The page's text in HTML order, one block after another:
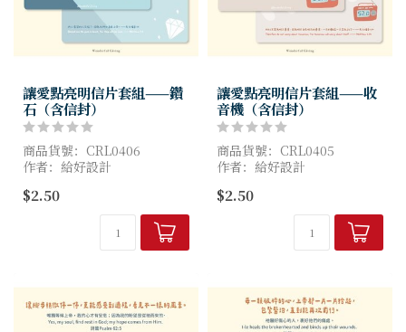
讓愛點亮明信片套組——鑽
石（含信封）
商品貨號：CRL0406
作者：給好設計
$2.50
讓愛點亮明信片套組——收
音機（含信封）
商品貨號：CRL0405
作者：給好設計
$2.50